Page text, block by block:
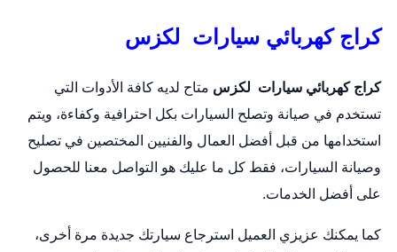
كراج كهربائي سيارات لكزس
كراج كهربائي سيارات لكزس متاح لديه كافة الأدوات التي
تستخدم في صيانة وتصلح السيارات بكل احترافية وكفاءة، ويتم
استخدامها من قبل أفضل العمال والفنيين المختصين في تصليح
وصيانة السيارات، فقط كل ما عليك هو التواصل معنا للحصول
على أفضل الخدمات.
كما يمكنك عزيزي العميل استرجاع سيارتك جديدة مرة أخرى،